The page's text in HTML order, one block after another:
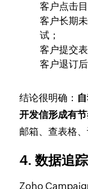
客户点击
客户长期
试；
客户提交
客户退订
结论很明确：
开发信形成有节
邮箱、查表格、
4. 数据追
Zoho